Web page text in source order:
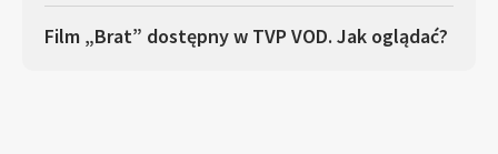
Film „Brat” dostępny w TVP VOD. Jak oglądać?